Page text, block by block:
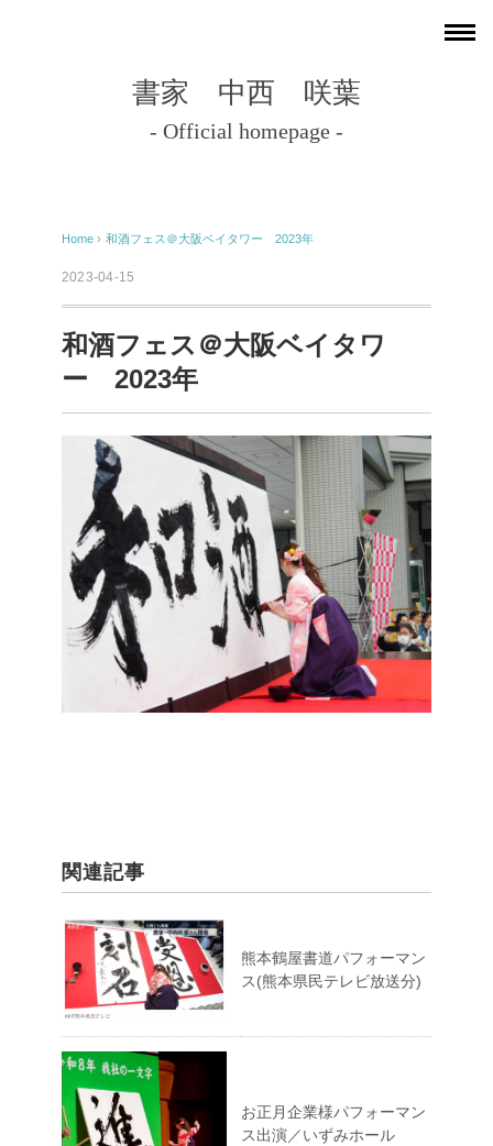
書家 中西 咲葉
- Official homepage -
Home › 和酒フェス＠大阪ベイタワー 2023年
2023-04-15
和酒フェス＠大阪ベイタワ
ー 2023年
関連記事
熊本鶴屋書道パフォーマン
ス(熊本県民テレビ放送分)
お正月企業様パフォーマン
ス出演／いずみホール